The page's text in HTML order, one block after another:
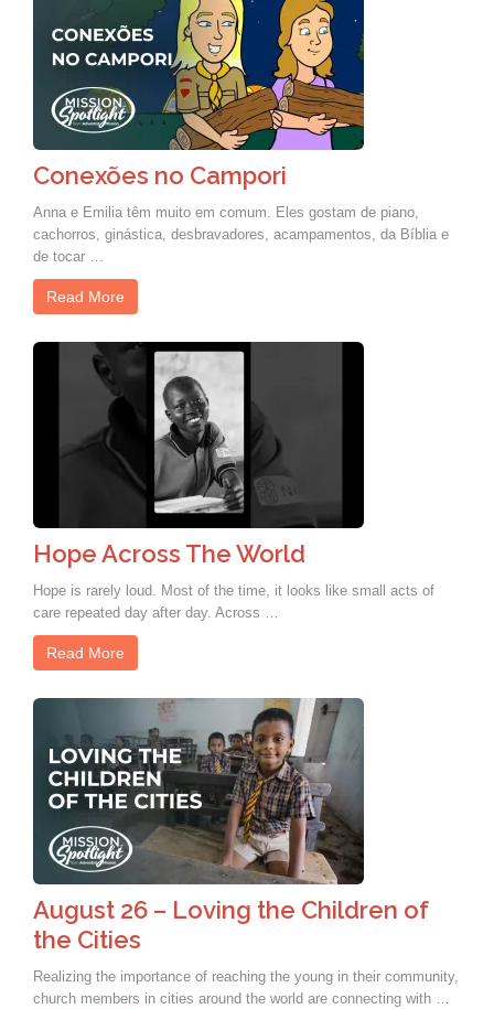
Conexões no Campori
Anna e Emilia têm muito em comum. Eles gostam de piano,
cachorros, ginástica, desbravadores, acampamentos, da Bíblia e
de tocar …
Read More
Hope Across The World
Hope is rarely loud. Most of the time, it looks like small acts of
care repeated day after day. Across …
Read More
August 26 – Loving the Children of
the Cities
Realizing the importance of reaching the young in their community,
church members in cities around the world are connecting with …